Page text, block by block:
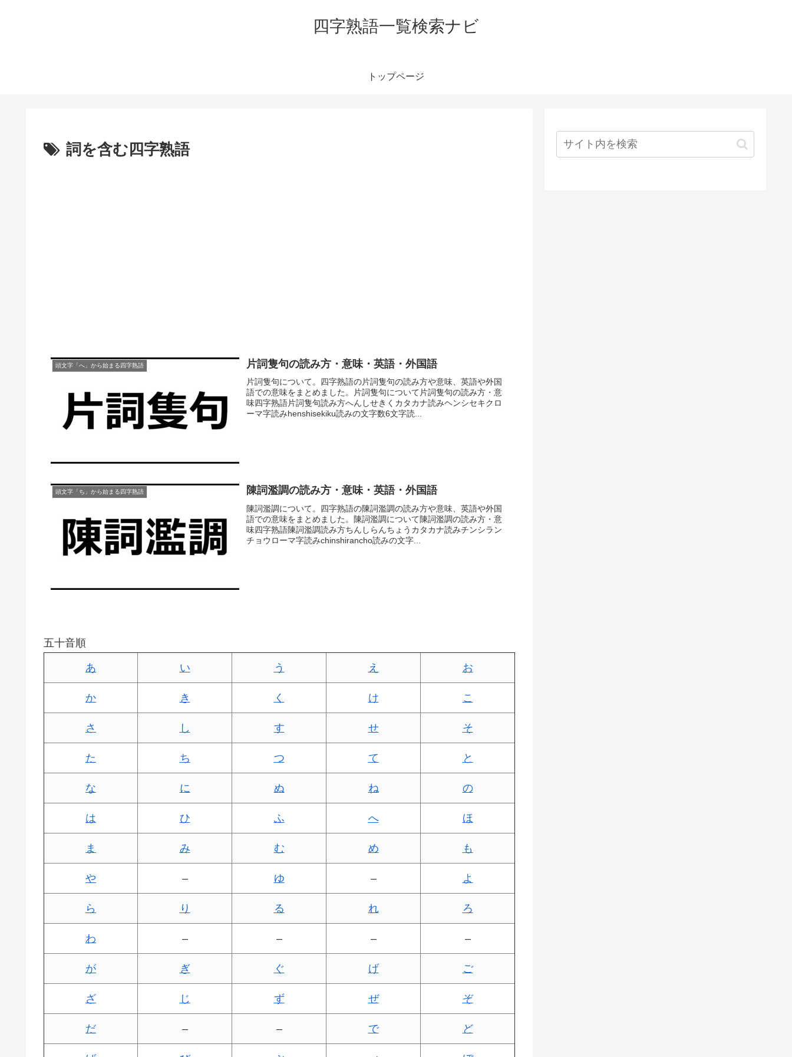
四字熟語一覧検索ナビ
トップページ
詞を含む四字熟語
頭文字「へ」から始まる四字熟語 片詞隻句の読み方・意味・英語・外国語
片詞隻句について。四字熟語の片詞隻句の読み方や意味、英語や外国
語での意味をまとめました。片詞隻句について片詞隻句の読み方・意
味四字熟語片詞隻句読み方へんしせきくカタカナ読みヘンシセキクロ
ーマ字読みhenshisekiku読みの文字数6文字読...
頭文字「ち」から始まる四字熟語 陳詞濫調の読み方・意味・英語・外国語
陳詞濫調について。四字熟語の陳詞濫調の読み方や意味、英語や外国
語での意味をまとめました。陳詞濫調について陳詞濫調の読み方・意
味四字熟語陳詞濫調読み方ちんしらんちょうカタカナ読みチンシラン
チョウローマ字読みchinshirancho読みの文字...
五十音順
あ い う え お
か き く け こ
さ し す せ そ
た ち つ て と
な に ぬ ね の
は ひ ふ へ ほ
ま み む め も
や – ゆ – よ
ら り る れ ろ
わ – – – –
が ぎ ぐ げ ご
ざ じ ず ぜ ぞ
だ – – で ど